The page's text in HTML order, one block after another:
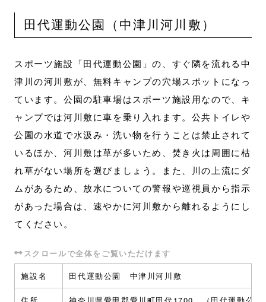
田代運動公園（中津川河川敷）
スポーツ施設「田代運動公園」の、すぐ隣を流れる中
津川の河川敷が、無料キャンプの穴場スポットになっ
ています。公園の駐車場はスポーツ施設用なので、キ
ャンプでは河川敷に車を乗り入れます。公共トイレや
公園の水道で水汲み・洗い物を行うことは禁止されて
いるほか、河川敷は草が多いため、焚き火は周囲に枯
れ草がない場所を選びましょう。また、川の上流にダ
ムがあるため、放水についての警報や巡視員から指示
があった場合は、速やかに河川敷から離れるようにし
てください。
施設名 田代運動公園 中津川河川敷